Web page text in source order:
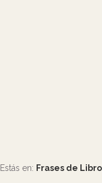
Estás en: Frases de